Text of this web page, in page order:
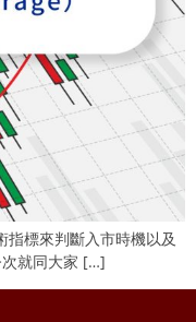
指標來判斷入市時機以及
次就同大家 […]